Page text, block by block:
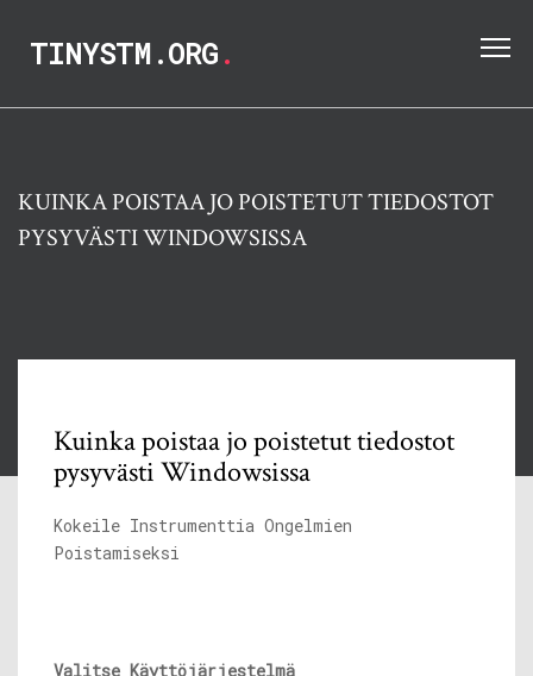
TINYSTM.ORG.
KUINKA POISTAA JO POISTETUT TIEDOSTOT
PYSYVÄSTI WINDOWSISSA
Kuinka poistaa jo poistetut tiedostot
pysyvästi Windowsissa
Kokeile Instrumenttia Ongelmien
Poistamiseksi
Valitse Käyttöjärjestelmä